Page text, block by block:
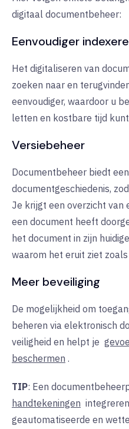
digitaal documentbeheer:
Eenvoudiger
Het digitaliseren van
zoeken naar en
eenvoudiger, waardoor u
letten en kostbare tijd
Versiebeheer
Documentbeheer biedt
documentgeschiedenis,
Je krijgt een overzicht van
een document heeft
het document in zijn
waarom het eruit ziet
Meer beveiliging
De mogelijkheid om
beheren via elektronisch
veiligheid en helpt je
beschermen .
TIP: Een
handtekeningen integreren
geautomatiseerde en